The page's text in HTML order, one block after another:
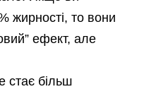
жирності, то вони
ефект, але
стає більш